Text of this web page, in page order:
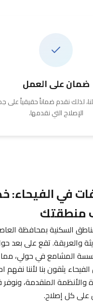
ضمان على العمل
لذلك نقدم ضماناً حقيقياً على
الإصلاح التي نقدمها.
في الفيحاء:
منطقتك
السكنية بمحافظة
المشامع في حولي،
يثقون بنا لأننا نفهم
والأنظمة المتقدمة،
كل إصلاح.